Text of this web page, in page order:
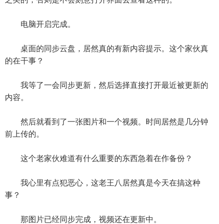
电脑开启完成。
桌面的同步云盘，居然真的有新内容提示。这个家伙真
的在干事？
我等了一会同步更新，然后选择直接打开最近被更新的
内容。
然后就看到了一张图片和一个视频。时间居然是几分钟
前上传的。
这个老家伙难道有什么重要的东西急着在作备份？
我心里有点犯恶心，这老王八居然真是今天在搞这种
事？
那图片已经同步完成，视频还在更新中。